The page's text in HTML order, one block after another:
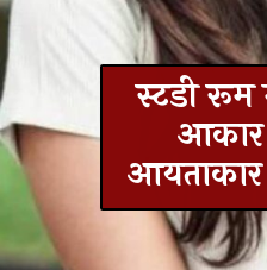
स्टडी
आकार
आयताकार